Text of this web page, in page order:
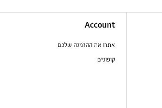
Account
אתרו את ההזמנה שלכם
קופונים